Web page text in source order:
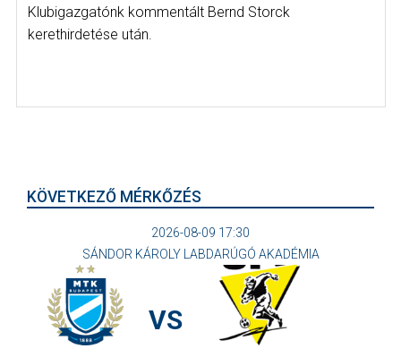
Klubigazgatónk kommentált Bernd Storck
kerethirdetése után.
KÖVETKEZŐ MÉRKŐZÉS
2026-08-09 17:30
SÁNDOR KÁROLY LABDARÚGÓ AKADÉMIA
VS